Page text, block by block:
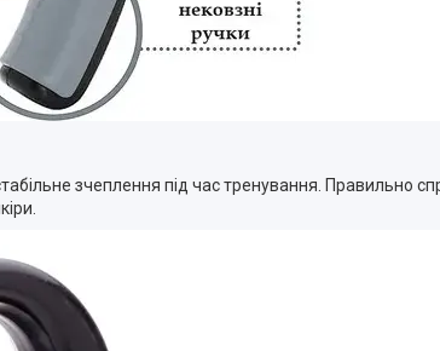
зчеплення під час тренування. Правильно